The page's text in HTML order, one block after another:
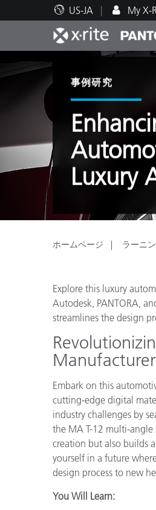
US-JA My X-
人気製品ランキン
印刷＆パッケージ
自動車
テクニカルサポー
教育関連資料
事例研究
Luxury
ホームページ ラーニ
Explore this luxury
Autodesk, PANTORA,
streamlines the design
Embark on this
cutting-edge digital
industry challenges by
the MA T-12 multi-angle
creation but also builds
yourself in a future
design process to new
You Will Learn: